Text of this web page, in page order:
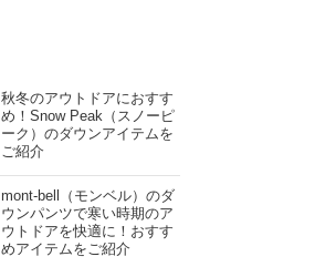
秋冬のアウトドアにおすす
め！Snow Peak（スノーピ
ーク）のダウンアイテムを
ご紹介
mont-bell（モンベル）のダ
ウンパンツで寒い時期のア
ウトドアを快適に！おすす
めアイテムをご紹介